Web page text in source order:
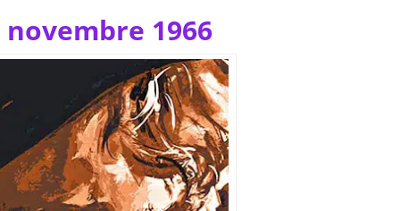
1966